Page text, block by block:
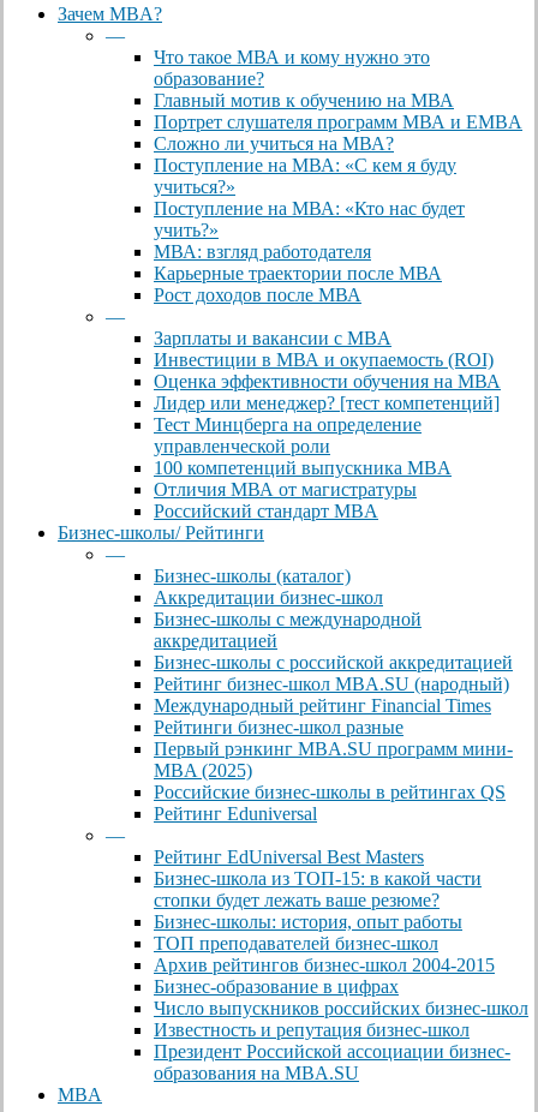
Close
Зачем MBA?
—
Что такое МВА и кому нужно это
образование?
Главный мотив к обучению на МВА
Портрет слушателя программ МВА и EMBA
Сложно ли учиться на МВА?
Поступление на МВА: «С кем я буду
учиться?»
Поступление на МВА: «Кто нас будет
учить?»
МВА: взгляд работодателя
Карьерные траектории после МВА
Рост доходов после МВА
—
Зарплаты и вакансии с MBA
Инвестиции в МВА и окупаемость (ROI)
Оценка эффективности обучения на МВА
Лидер или менеджер? [тест компетенций]
Тест Минцберга на определение
управленческой роли
100 компетенций выпускника MBA
Отличия МВА от магистратуры
Российский стандарт MBA
Бизнес-школы/ Рейтинги
—
Бизнес-школы (каталог)
Аккредитации бизнес-школ
Бизнес-школы с международной
аккредитацией
Бизнес-школы с российской аккредитацией
Рейтинг бизнес-школ MBA.SU (народный)
Международный рейтинг Financial Times
Рейтинги бизнес-школ разные
Первый рэнкинг MBA.SU программ мини-
MBA (2025)
Российские бизнес-школы в рейтингах QS
Рейтинг Eduniversal
—
Рейтинг EdUniversal Best Masters
Бизнес-школа из ТОП-15: в какой части
стопки будет лежать ваше резюме?
Бизнес-школы: история, опыт работы
ТОП преподавателей бизнес-школ
Архив рейтингов бизнес-школ 2004-2015
Бизнес-образование в цифрах
Число выпускников российских бизнес-школ
Известность и репутация бизнес-школ
Президент Российской ассоциации бизнес-
образования на MBA.SU
MBA